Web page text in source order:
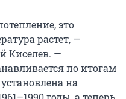
это
растет, —
Киселев. —
по итогам
на